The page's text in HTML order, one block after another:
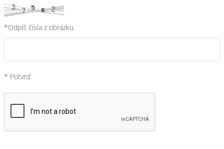
*Odpíš čísla z obrázku
* Potvrď